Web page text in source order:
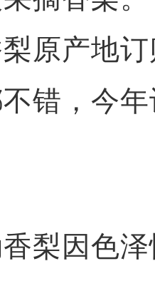
原产地
错，今
因色泽